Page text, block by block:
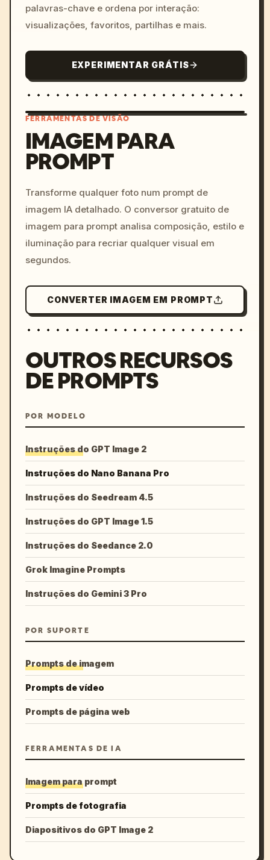
palavras-chave e ordena por interação:
visualizações, favoritos, partilhas e mais.
EXPERIMENTAR GRÁTIS
colors, 8k --v 6.0
FERRAMENTAS DE VISÃO
IMAGEM PARA
PROMPT
Transforme qualquer foto num prompt de
imagem IA detalhado. O conversor gratuito de
imagem para prompt analisa composição, estilo e
iluminação para recriar qualquer visual em
segundos.
CONVERTER IMAGEM EM PROMPT
OUTROS RECURSOS
DE PROMPTS
POR MODELO
Instruções do GPT Image 2
Instruções do Nano Banana Pro
Instruções do Seedream 4.5
Instruções do GPT Image 1.5
Instruções do Seedance 2.0
Grok Imagine Prompts
Instruções do Gemini 3 Pro
POR SUPORTE
Prompts de imagem
Prompts de vídeo
Prompts de página web
FERRAMENTAS DE IA
Imagem para prompt
Prompts de fotografia
Diapositivos do GPT Image 2